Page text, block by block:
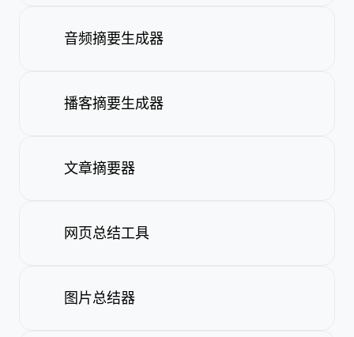
音频摘要生成器
播客摘要生成器
文章摘要器
网页总结工具
图片总结器